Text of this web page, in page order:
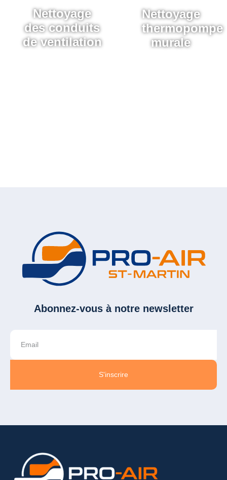
Nettoyage
des conduits
de ventilation
Nettoyage
thermopompe
murale
Abonnez-vous à notre newsletter
S'inscrire